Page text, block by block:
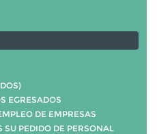
EGRESADOS
DE EMPRESAS
SU PEDIDO DE PERSONAL